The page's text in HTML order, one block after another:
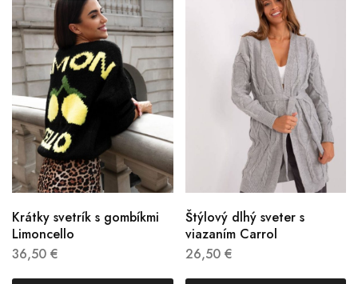
Krátky svetrík s gombíkmi
Limoncello
36,50 €
Štýlový dlhý sveter s
viazaním Carrol
26,50 €